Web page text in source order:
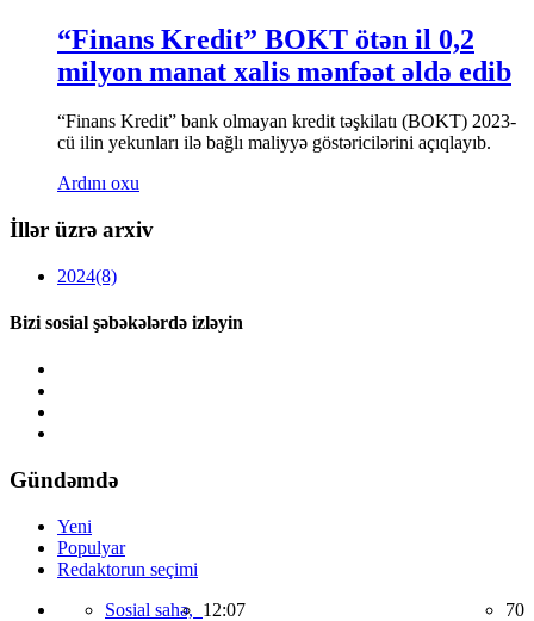
“Finans Kredit” BOKT ötən il 0,2
milyon manat xalis mənfəət əldə edib
“Finans Kredit” bank olmayan kredit təşkilatı (BOKT) 2023-
cü ilin yekunları ilə bağlı maliyyə göstəricilərini açıqlayıb.
Ardını oxu
İllər üzrə arxiv
2024(8)
Bizi sosial şəbəkələrdə izləyin
Gündəmdə
Yeni
Populyar
Redaktorun seçimi
Sosial sahə, 12:07 70